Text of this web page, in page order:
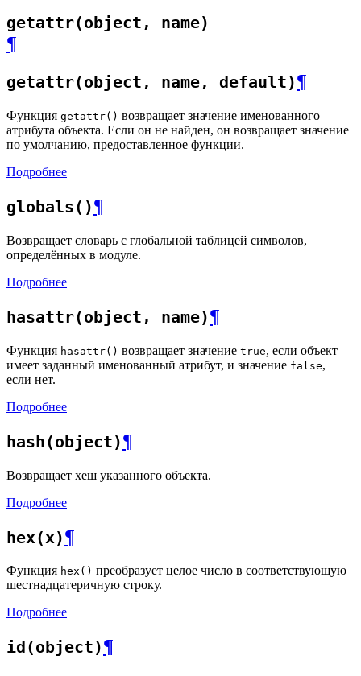
getattr(object, name)
¶
getattr(object, name, default)¶
Функция getattr() возвращает значение именованного
атрибута объекта. Если он не найден, он возвращает значение
по умолчанию, предоставленное функции.
Подробнее
globals()¶
Возвращает словарь с глобальной таблицей символов,
определённых в модуле.
Подробнее
hasattr(object, name)¶
Функция hasattr() возвращает значение true, если объект
имеет заданный именованный атрибут, и значение false,
если нет.
Подробнее
hash(object)¶
Возвращает хеш указанного объекта.
Подробнее
hex(x)¶
Функция hex() преобразует целое число в соответствующую
шестнадцатеричную строку.
Подробнее
id(object)¶